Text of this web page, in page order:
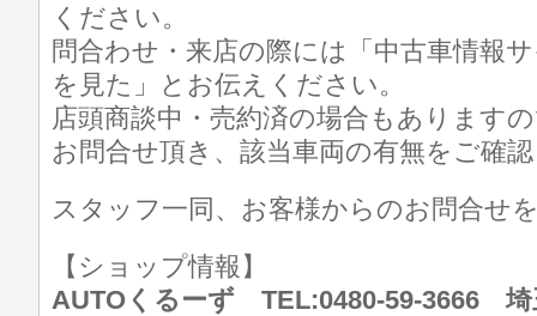
ください。
問合わせ・来店の際には「中古車情報
を見た」とお伝えください。
店頭商談中・売約済の場合もあります
お問合せ頂き、該当車両の有無をご確
スタッフ一同、お客様からのお問合せ
【ショップ情報】
AUTOくるーず TEL:0480-59-3666 埼